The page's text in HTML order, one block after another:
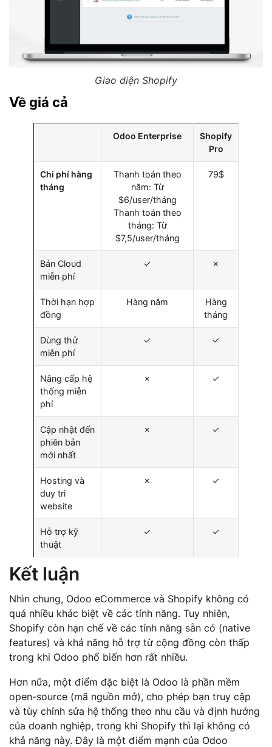
Giao diện Shopify
Về giá cả
Odoo Enterprise
Shopify
Pro
Chi phí hàng
tháng
Thanh toán theo
năm: Từ
$6/user/tháng
Thanh toán theo
tháng: Từ
$7,5/user/tháng
79$
Bản Cloud
miễn phí
✓ ✗
Thời hạn hợp
đồng
Hàng năm
Hàng
tháng
Dùng thử
miễn phí
✓ ✓
Nâng cấp hệ
thống miễn
phí
✗ ✓
Cập nhật đến
phiên bản
mới nhất
✗ ✓
Hosting và
duy trì
website
✗ ✓
Hỗ trợ kỹ
thuật
✓ ✓
Kết luận
Nhìn chung, Odoo eCommerce và Shopify không có
quá nhiều khác biệt về các tính năng. Tuy nhiên,
Shopify còn hạn chế về các tính năng sẵn có (native
features) và khả năng hỗ trợ từ cộng đồng còn thấp
trong khi Odoo phổ biến hơn rất nhiều.
Hơn nữa, một điểm đặc biệt là Odoo là phần mềm
open-source (mã nguồn mở), cho phép bạn truy cập
và tùy chỉnh sửa hệ thống theo nhu cầu và định hướng
của doanh nghiệp, trong khi Shopify thì lại không có
khả năng này. Đây là một điểm mạnh của Odoo